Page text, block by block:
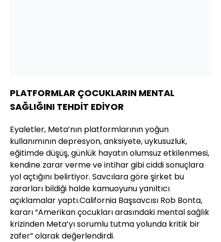
PLATFORMLAR ÇOCUKLARIN MENTAL
SAĞLIĞINI TEHDİT EDİYOR
Eyaletler, Meta’nın platformlarının yoğun
kullanımının depresyon, anksiyete, uykusuzluk,
eğitimde düşüş, günlük hayatın olumsuz etkilenmesi,
kendine zarar verme ve intihar gibi ciddi sonuçlara
yol açtığını belirtiyor. Savcılara göre şirket bu
zararları bildiği halde kamuoyunu yanıltıcı
açıklamalar yaptı.California Başsavcısı Rob Bonta,
kararı “Amerikan çocukları arasındaki mental sağlık
krizinden Meta’yı sorumlu tutma yolunda kritik bir
zafer” olarak değerlendirdi.